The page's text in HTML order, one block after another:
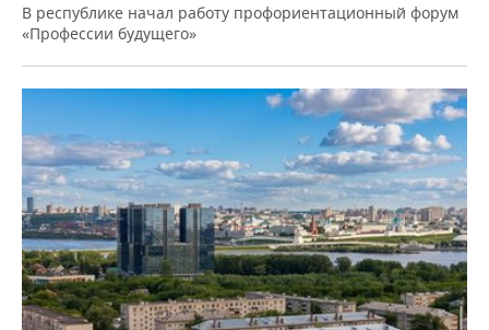
В республике начал работу профориентационный форум
«Профессии будущего»